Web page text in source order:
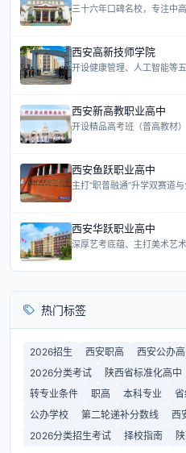
三十六年口碑名校，专注中
西安高新技师学院
开设健康管理、人工智能等
西安新高教职业高中
开设精品高考班（普高教材
西安鱼跃职业高中
主打“职普融通”升学双赛道
西安华跃职业高中
深厚艺考底蕴、主打美术艺
热门标签
2026招生 西安职高 西安公办
2026分类考试
陕西省标准化高中
转专业条件
职高 本科专业
公办学校
第二轮递补分数线 西
2026分类招生考试
择校指南